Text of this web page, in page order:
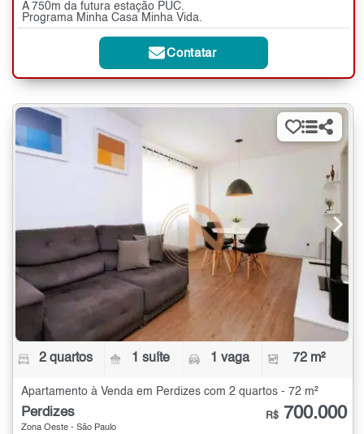
A 750m da futura estação PUC.
Programa Minha Casa Minha Vida.
Contatar
2 quartos 1 suíte 1 vaga 72 m²
Apartamento à Venda em Perdizes com 2 quartos - 72 m²
Perdizes
Zona Oeste - São Paulo
R$ 700.000